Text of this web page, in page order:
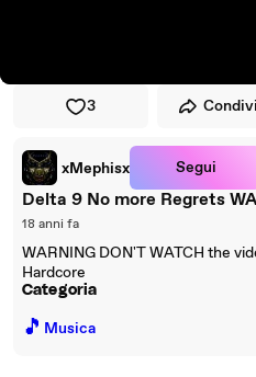
3
xMephisx Segui
Delta 9 No more Regrets
18 anni fa
WARNING DON'T WATCH the
Hardcore
Categoria
🎵 Musica